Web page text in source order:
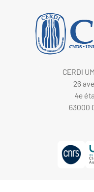
CERDI
26
4e
63000